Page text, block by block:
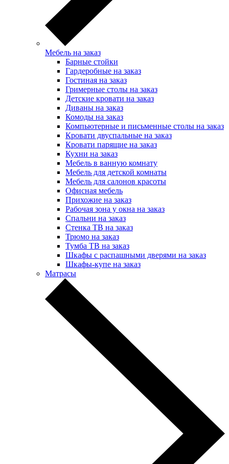
Мебель на заказ
Барные стойки
Гардеробные на заказ
Гостиная на заказ
Гримерные столы на заказ
Детские кровати на заказ
Диваны на заказ
Комоды на заказ
Компьютерные и письменные столы на заказ
Кровати двуспальные на заказ
Кровати парящие на заказ
Кухни на заказ
Мебель в ванную комнату
Мебель для детской комнаты
Мебель для салонов красоты
Офисная мебель
Прихожие на заказ
Рабочая зона у окна на заказ
Спальни на заказ
Стенка ТВ на заказ
Трюмо на заказ
Тумба ТВ на заказ
Шкафы с распашными дверями на заказ
Шкафы-купе на заказ
Матрасы